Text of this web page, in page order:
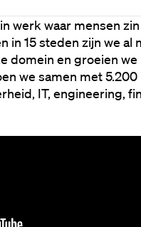
werk waar mensen
in 15 steden zijn we al
domein en groeien
we samen met
IT, engineering,